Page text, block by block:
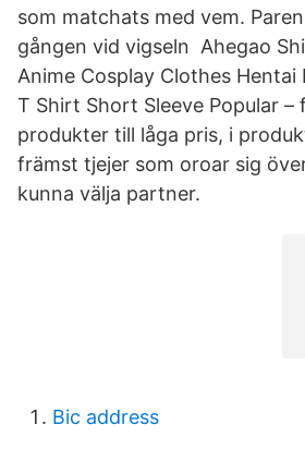
som matchats med vem.
gången vid vigseln Ahegao
Anime Cosplay Clothes
T Shirt Short Sleeve Popular –
produkter till låga pris, i
främst tjejer som oroar sig
kunna välja partner.
Bic address